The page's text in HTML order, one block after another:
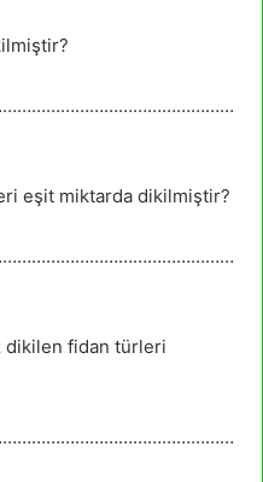
eşit miktarda dikilmiştir?
dikilen fidan türleri